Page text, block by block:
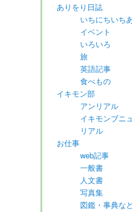
ありをり日誌
いちにちいち
イベント
いろいろ
旅
英語記事
食べもの
イキモン部
アンリアル
イキモンブニ
リアル
お仕事
web記事
一般書
人文書
写真集
図鑑・事典な